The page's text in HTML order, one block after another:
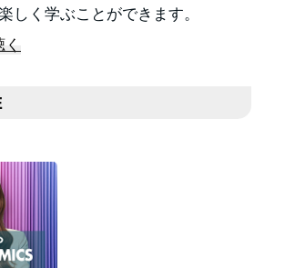
く学ぶことができます。